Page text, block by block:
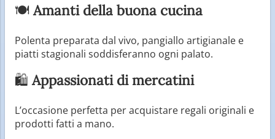
🍽 Amanti della buona cucina
Polenta preparata dal vivo, pangiallo artigianale e
piatti stagionali soddisferanno ogni palato.
🛍 Appassionati di mercatini
L’occasione perfetta per acquistare regali originali e
prodotti fatti a mano.